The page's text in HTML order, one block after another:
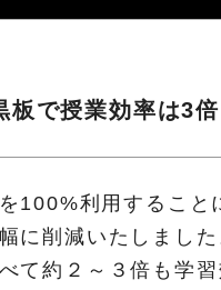
板で授業効率は3倍
100%利用するこ
に削減いたしまし
て約２～３倍も学